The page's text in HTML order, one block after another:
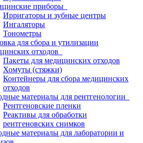
приборы
Ирригаторы и зубные центры
Ингаляторы
Тонометры
для сбора и утилизации
отходов
Пакеты для медицинских отходов
Хомуты (стяжки)
Контейнеры для сбора медицинских
отходов
материалы для рентгенологии
Рентгеновские пленки
Реактивы для обработки
рентгеновских снимков
материалы для лаборатории и